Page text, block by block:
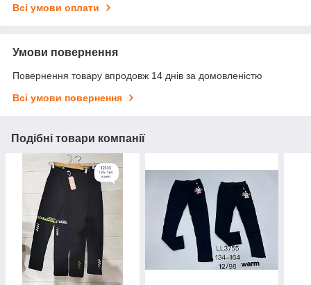
Всі умови оплати
Умови повернення
Повернення товару впродовж 14 днів за домовленістю
Всі умови повернення
Подібні товари компанії